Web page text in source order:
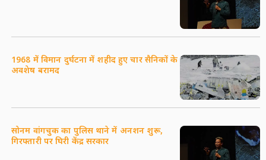
1968 में विमान दुर्घटना में शहीद हुए चार सैनिकों के
अवशेष बरामद
सोनम वांगचुक का पुलिस थाने में अनशन शुरू,
गिरफ्तारी पर घिरी केंद्र सरकार